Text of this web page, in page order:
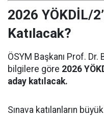
2026 YÖKDİL/
Katılacak?
ÖSYM Başkanı Prof. Dr.
bilgilere göre 2026
aday katılacak.
Sınava katılanların